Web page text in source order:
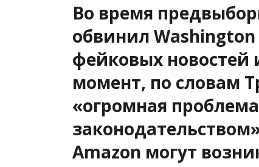
Во время
обвинил
фейковых новостей
момент, по словам
«огромная
Amazon могут